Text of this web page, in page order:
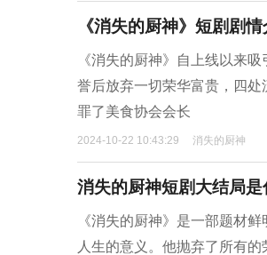
《消失的厨神》短剧剧
《消失的厨神》自上线以来
誉后放弃一切荣华富贵，四
罪了美食协会会长
2024-10-22 10:43:29 消失的厨神
消失的厨神短剧大结局
《消失的厨神》是一部题材
人生的意义。他抛弃了所有